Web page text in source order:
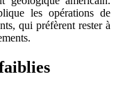
les opérations de
qui préfèrent rester à